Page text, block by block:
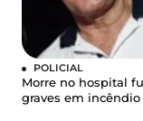
POLICIAL
Morre no hospital
graves em